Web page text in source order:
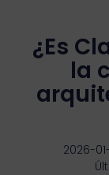
¿Es
la
2026-